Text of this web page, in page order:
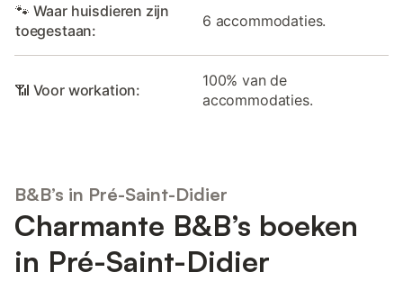
🐾 Waar huisdieren zijn
toegestaan:
6 accommodaties.
📶 Voor workation:
100% van de
accommodaties.
B&B’s in Pré-Saint-Didier
Charmante B&B’s boeken
in Pré-Saint-Didier